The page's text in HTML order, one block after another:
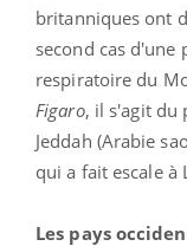
britanniques ont
second cas d'une
respiratoire du
Figaro, il s'agit du
Jeddah (Arabie
qui a fait escale à
Les pays